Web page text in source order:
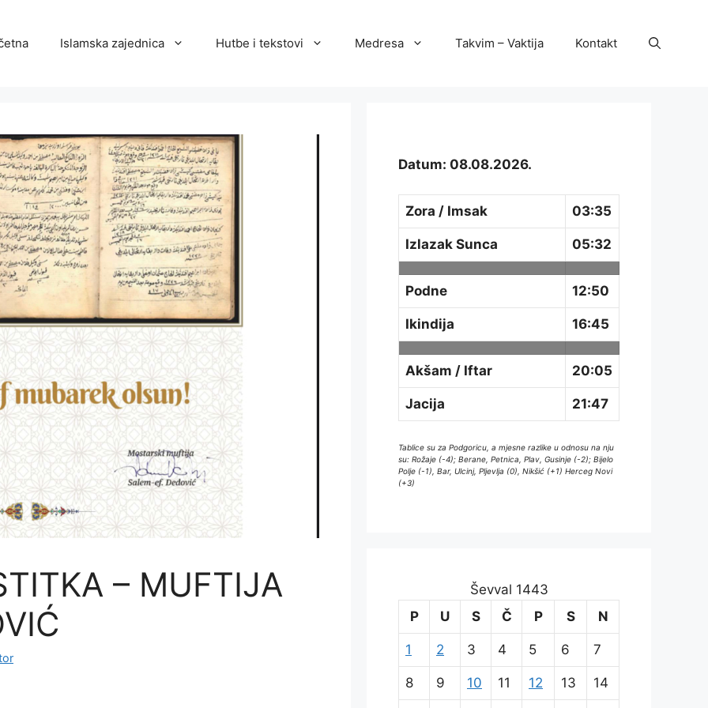
Islamska zajednica Hutbe i tekstovi Medresa Takvim – Vaktija Kontakt
– MUFTIJA
Datum: 08.08.2026.
Zora / Imsak 03:35
Izlazak Sunca 05:32
Podne 12:50
Ikindija 16:45
Akšam / Iftar 20:05
Jacija 21:47
Tablice su za Podgoricu, a mjesne razlike u odnosu na nju
su: Rožaje (-4); Berane, Petnica, Plav, Gusinje (-2); Bijelo
Polje (-1), Bar, Ulcinj, Pljevlja (0), Nikšić (+1) Herceg Novi
(+3)
Ševval 1443
P
U S Č P S N
1 2 3 4 5 6 7
8 9 10 11 12 13 14